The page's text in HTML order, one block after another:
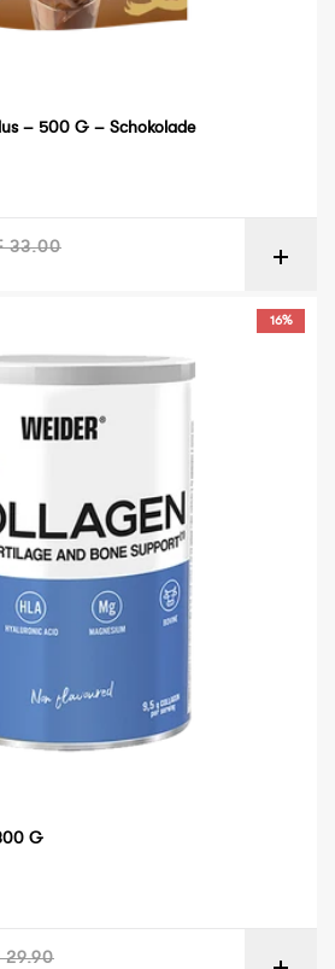
Weider Protein 80 Plus – 500 G – Schokolade
33.00
16%
G
29.90